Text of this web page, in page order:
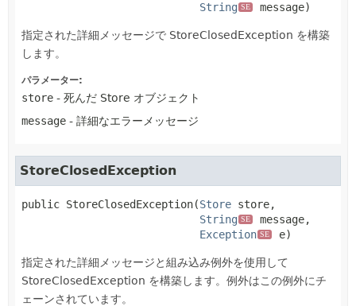
String SE message)
指定された詳細メッセージで StoreClosedException を構築
します。
パラメーター:
store - 死んだ Store オブジェクト
message - 詳細なエラーメッセージ
StoreClosedException
public StoreClosedException(Store store,
String SE
message,
Exception SE e)
指定された詳細メッセージと組み込み例外を使用して
StoreClosedException を構築します。例外はこの例外にチ
ェーンされています。